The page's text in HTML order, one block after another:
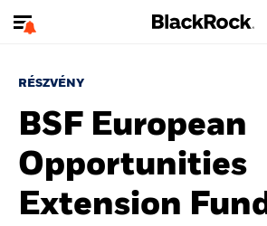
RÉSZVÉNY
BSF European
Opportunities
Extension Fund